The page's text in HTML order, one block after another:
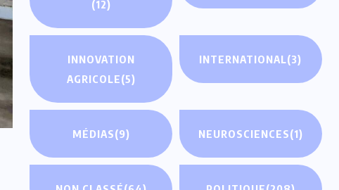
(12)
INNOVATION
AGRICOLE(5)
INTERNATIONAL(3)
MÉDIAS(9) NEUROSCIENCES(1)